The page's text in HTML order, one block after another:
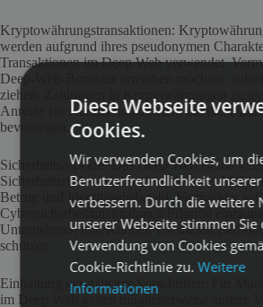
Kryptowährungstransaktionen:
werden aufgrund ihres pseudonymen
Transaktionen im Deep Web verwendet.
Deep-Web-Benutzer erreichen möchten,
ziehen, Zahlungen in Kryptowährungen zu
Anreize für Kunden anzubieten, die diese
bevorzugen.
Sicherheitsaspekte: Das Deep Web ist mit
Sicherheitsrisiken verbunden, darunter
Betrug und Identitätsdiebstahl. Vermarkter
Cybersicherheitsmaßnahmen Priorität
Unternehmen und Kunden vor diesen
schützen.
Einhaltung gesetzlicher Vorschriften: Für
im Deep Web gelten möglicherweise andere
Diese Webseite
Cookies.
Wir verwenden Cookies, um
Benutzerfreundlichkeit
verbessern. Durch die weitere
unserer Webseite stimmen Sie
Verwendung von Cookies
Cookie-Richtlinie zu.Weitere
Informationen